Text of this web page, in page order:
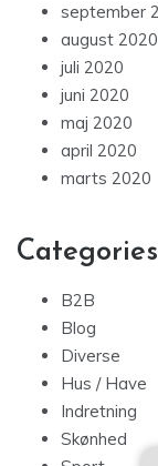
september
august 2020
juli 2020
juni 2020
maj 2020
april 2020
marts 2020
Categories
B2B
Blog
Diverse
Hus / Have
Indretning
Skønhed